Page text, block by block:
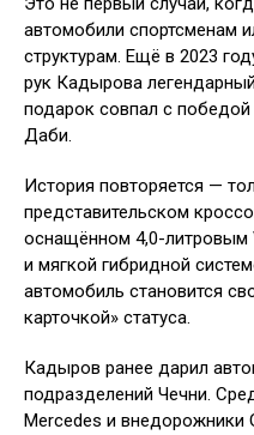
автомобили спортсменам
структурам. Ещё в 2023
рук Кадырова
подарок совпал с победой
Даби.
История повторяется —
представительском
оснащённом 4,0-
и мягкой гибридной
автомобиль становится
карточкой» статуса.
Кадыров ранее дарил
подразделений Чечни.
Mercedes и внедорожники